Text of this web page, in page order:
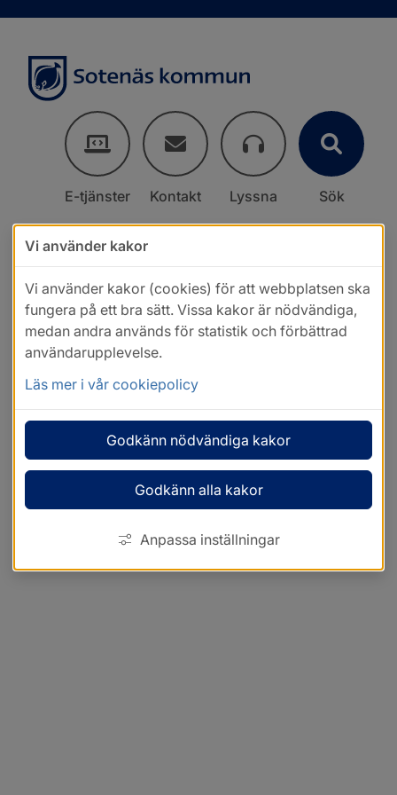
E-tjänster Kontakt Lyssna Sök
Vi använder kakor
Vi använder kakor (cookies) för att webbplatsen ska
fungera på ett bra sätt. Vissa kakor är nödvändiga,
medan andra används för statistik och förbättrad
användarupplevelse.
Läs mer i vår cookiepolicy
Godkänn nödvändiga kakor
Godkänn alla kakor
Anpassa inställningar